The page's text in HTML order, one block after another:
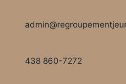
438 860-7272